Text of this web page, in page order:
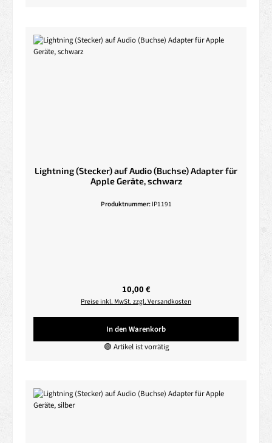
Lightning (Stecker) auf Audio (Buchse) Adapter für
Apple Geräte, schwarz
Produktnummer: IP1191
Regulärer Preis:
10,00 €
Preise inkl. MwSt. zzgl. Versandkosten
In den Warenkorb
🟢 Artikel ist vorrätig